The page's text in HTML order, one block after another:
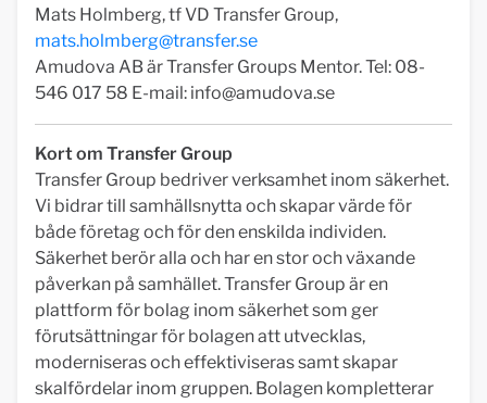
Mats Holmberg, tf VD Transfer Group,
mats.holmberg@transfer.se
Amudova AB är Transfer Groups Mentor. Tel: 08-
546 017 58 E-mail: info@amudova.se
Kort om Transfer Group
Transfer Group bedriver verksamhet inom säkerhet.
Vi bidrar till samhällsnytta och skapar värde för
både företag och för den enskilda individen.
Säkerhet berör alla och har en stor och växande
påverkan på samhället. Transfer Group är en
plattform för bolag inom säkerhet som ger
förutsättningar för bolagen att utvecklas,
moderniseras och effektiviseras samt skapar
skalfördelar inom gruppen. Bolagen kompletterar